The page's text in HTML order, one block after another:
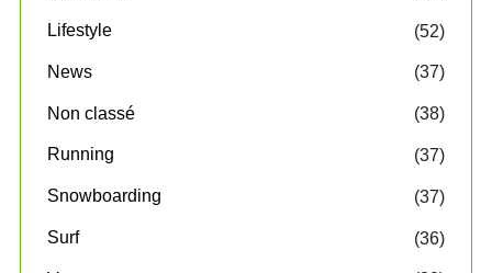
Lifestyle (52)
News (37)
Non classé (38)
Running (37)
Snowboarding (37)
Surf (36)